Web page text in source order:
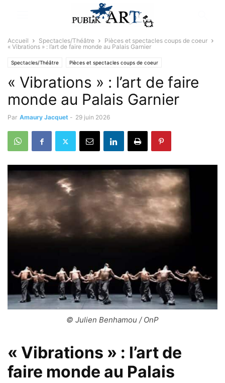
Accueil Spectacles/Théâtre
Pièces et spectacles coups de coeur
« Vibrations » : l’art de faire monde au Palais Garnier
Spectacles/Théâtre Pièces et spectacles coups de coeur
Sélectionné par la rédaction
« Vibrations » : l’art de faire
monde au Palais Garnier
Par Amaury Jacquet - 29 juin 2026
© Julien Benhamou / OnP
« Vibrations » : l’art de
faire monde au Palais